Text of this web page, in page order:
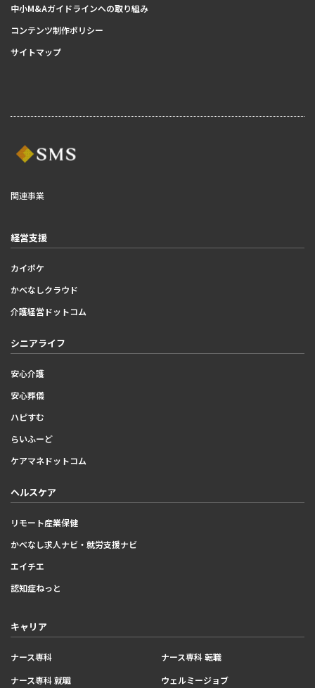
中小M&Aガイドラインへの取り組み
コンテンツ制作ポリシー
サイトマップ
関連事業
経営支援
カイポケ
かべなしクラウド
介護経営ドットコム
シニアライフ
安心介護
安心葬儀
ハピすむ
らいふーど
ケアマネドットコム
ヘルスケア
リモート産業保健
かべなし求人ナビ・就労支援ナビ
エイチエ
認知症ねっと
キャリア
ナース専科
ナース専科 転職
ナース専科 就職
ウェルミージョブ